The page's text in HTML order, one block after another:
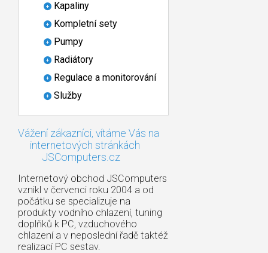
Kapaliny
Kompletní sety
Pumpy
Radiátory
Regulace a monitorování
Služby
Vážení zákazníci, vítáme Vás na
internetových stránkách
JSComputers.cz
Internetový obchod JSComputers
vznikl v červenci roku 2004 a od
počátku se specializuje na
produkty vodního chlazení, tuning
doplňků k PC, vzduchového
chlazení a v neposlední řadě taktéž
realizací PC sestav.